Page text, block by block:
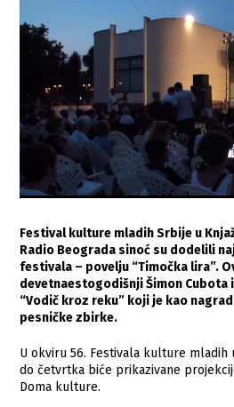
Festival kulture mladih Srbije u
Radio Beograda sinoć su dodelili
festivala – povelju “Timočka lira”.
devetnaestogodišnji Šimon Cubota
“Vodič kroz reku” koji je kao
pesničke zbirke.
U okviru 56. Festivala kulture mladih
do četvrtka biće prikazivane
Doma kulture.